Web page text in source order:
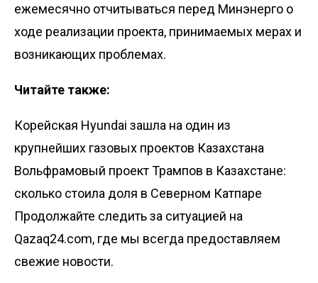
ежемесячно отчитываться перед Минэнерго о
ходе реализации проекта, принимаемых мерах и
возникающих проблемах.
Читайте также:
Корейская Hyundai зашла на один из
крупнейших газовых проектов Казахстана
Вольфрамовый проект Трампов в Казахстане:
сколько стоила доля в Северном Катпаре
Продолжайте следить за ситуацией на
Qazaq24.com, где мы всегда предоставляем
свежие новости.